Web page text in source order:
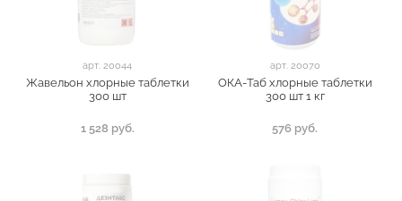
арт. 20044
Жавельон хлорные таблетки
300 шт
1 528 руб.
арт. 20070
ОКА-Таб хлорные таблетки
300 шт 1 кг
576 руб.